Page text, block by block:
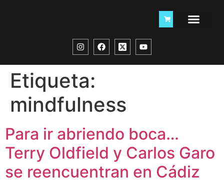
Etiqueta:
mindfulness
Para ir abriendo boca…
Terry Oldfield y Carlos Garo
se reencuentran en Cádiz